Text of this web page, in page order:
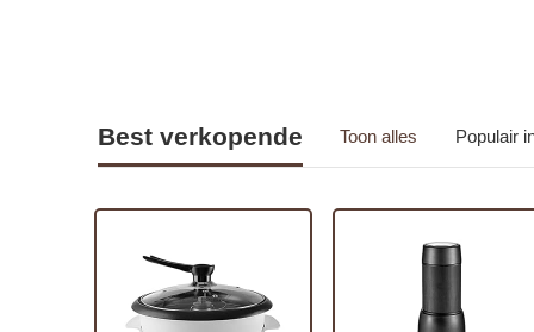
Best verkopende Toon alles Populair